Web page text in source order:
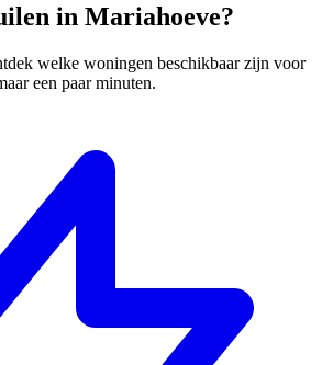
in Mariahoeve?
welke woningen beschikbaar zijn voor
een paar minuten.